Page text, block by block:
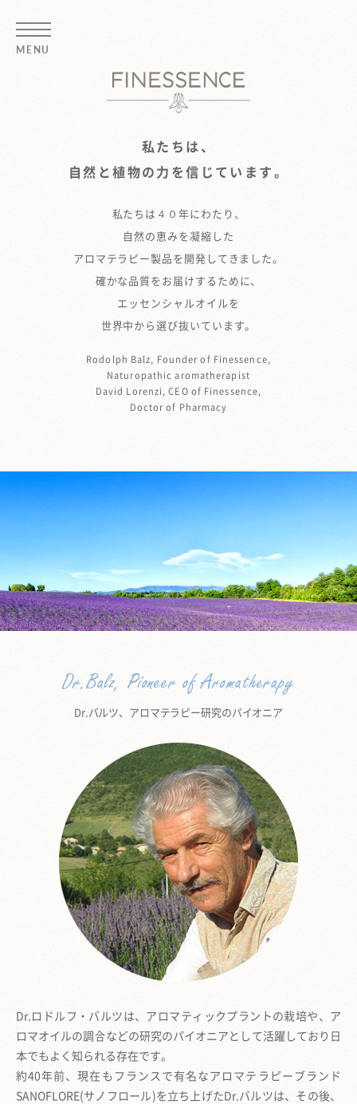
私たちは、
自然と植物の力を信じています。
私たちは４０年にわたり、
自然の恵みを凝縮した
アロマテラピー製品を開発してきました。
確かな品質をお届けするために、
エッセンシャルオイルを
世界中から選び抜いています。
Rodolph Balz, Founder of Finessence,
Naturopathic aromatherapist
David Lorenzi, CEO of Finessence,
Doctor of Pharmacy
Dr.Balz, Pioneer of Aromatherapy
Dr.バルツ、アロマテラピー研究のパイオニア
Dr.ロドルフ・バルツは、アロマティックプラントの栽培や、 ア
ロマオイルの調合などの研究のパイオニアとして活躍しており日
本でもよく知られる存在です。
約40年前、現在もフランスで有名なアロマテラピーブランド
SANOFLORE(サノフロール)を立ち上げたDr.バルツは、 その後、
MENU